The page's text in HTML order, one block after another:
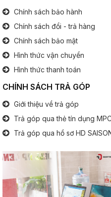
Cổng giao tiếp:
3x USB
1x USB
1x HDMI
1x LAN
1x Jack tai nghe
Bàn phím số:
Đèn phím:Có
6 Cell
Thông tin khác
Chính sách bảo hành
Chính sách đổi - trả hàng
Chính sách bảo mật
Hình thức vận chuyển
Hình thức thanh toán
CHÍNH SÁCH TRẢ GÓP
Giới thiệu về trả góp
Trả góp qua thẻ tín dụng
Trả góp qua hồ sơ HD